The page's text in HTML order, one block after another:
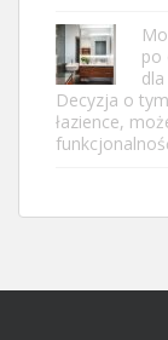
po
Decyzja o
łazience,